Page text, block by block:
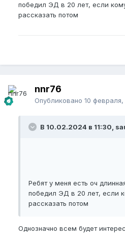
победил ЭД в 20 лет, если
рассказать потом
nnr76
Опубликовано 10
В 10.02.2024 в 11:30,
Ребят у меня есть оч
победил ЭД в 20 лет, если
рассказать потом
Однозначно всем будет